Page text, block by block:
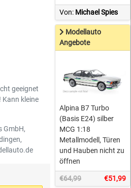
geeignet
kleine
GmbH,
Von: Michael Spies
Modellauto
Angebote
Alpina B7 Turbo
(Basis E24) silber
MCG 1:18
Metallmodell, Türen
und Hauben nicht zu
öffnen
€64,99 €51,99